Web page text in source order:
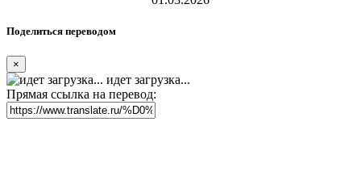
Поделиться переводом
×
идет загрузка...
Прямая ссылка на перевод: